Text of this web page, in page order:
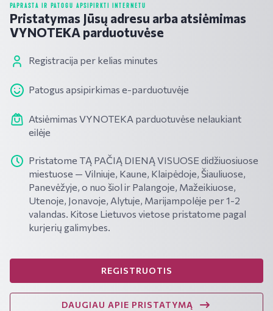
PAPRASTA IR PATOGU APSIPIRKTI INTERNETU
Pristatymas Jūsų adresu arba atsiėmimas
VYNOTEKA parduotuvėse
Registracija per kelias minutes
Patogus apsipirkimas e-parduotuvėje
Atsiėmimas VYNOTEKA parduotuvėse nelaukiant
eilėje
Pristatome TĄ PAČIĄ DIENĄ VISUOSE didžiuosiuose
miestuose — Vilniuje, Kaune, Klaipėdoje, Šiauliuose,
Panevėžyje, o nuo šiol ir Palangoje, Mažeikiuose,
Utenoje, Jonavoje, Alytuje, Marijampolėje per 1-2
valandas. Kitose Lietuvos vietose pristatome pagal
kurjerių galimybes.
REGISTRUOTIS
DAUGIAU APIE PRISTATYMĄ